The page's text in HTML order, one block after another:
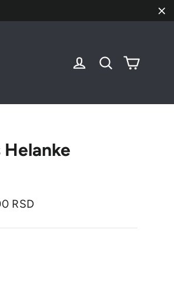
Uloguj sePretražiKorpa
RSD